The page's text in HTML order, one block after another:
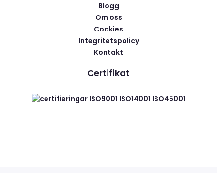
Blogg
Om oss
Cookies
Integritetspolicy
Kontakt
Certifikat